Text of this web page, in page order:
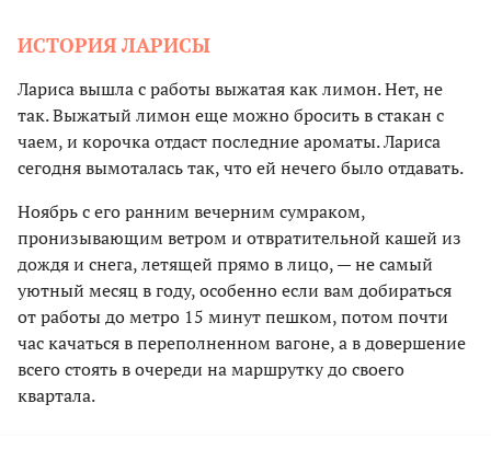
ИСТОРИЯ ЛАРИСЫ
Лариса вышла с работы выжатая как лимон. Нет, не
так. Выжатый лимон еще можно бросить в стакан с
чаем, и корочка отдаст последние ароматы. Лариса
сегодня вымоталась так, что ей нечего было отдавать.
Ноябрь с его ранним вечерним сумраком,
пронизывающим ветром и отвратительной кашей из
дождя и снега, летящей прямо в лицо, — не самый
уютный месяц в году, особенно если вам добираться
от работы до метро 15 минут пешком, потом почти
час качаться в переполненном вагоне, а в довершение
всего стоять в очереди на маршрутку до своего
квартала.